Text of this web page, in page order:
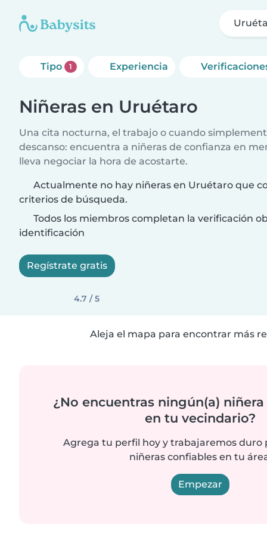
Tipo 1 Experiencia
Niñeras en Uruétaro
Una cita nocturna, el trabajo o cuando
descanso: encuentra a niñeras de confianza en
lleva negociar la hora de acostarte.
Actualmente no hay niñeras en Uruétaro que
criterios de búsqueda.
Todos los miembros completan la verificación
identificación
Regístrate gratis
4.7 / 5
Aleja el mapa para encontrar más
¿No encuentras ningún(a)
en tu vecindario?
Agrega tu perfil hoy y trabajaremos duro
niñeras confiables en tu
Empezar